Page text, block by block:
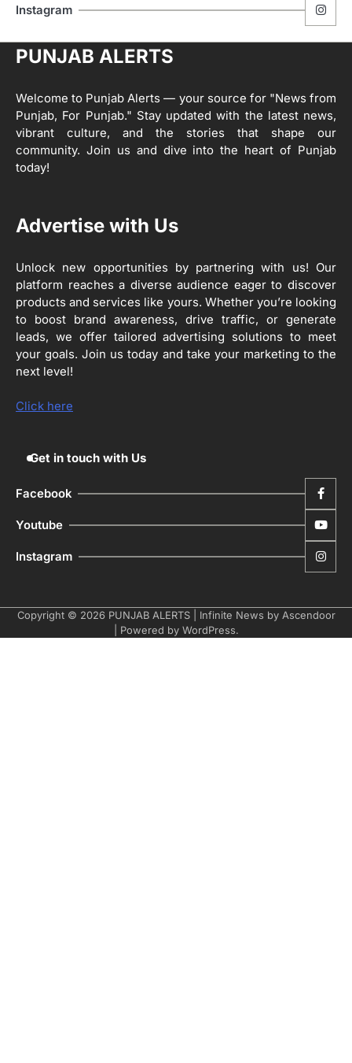
5
ਮੋਦੀ ਜੀ ਪੁਲਿਸ ਦੇ ਦਮ ‘ਤੇ ਨੈਸ਼ਨਲ ਟਾਊਨਹਾਲ
ਅਗੇਂਸਟ ਈ-20 ਨੂੰ ਰੋਕਣ ਦੀ ਕੋਸ਼ਿਸ਼ ਕਰ ਰਹੇ
ਹਨ- ਕੇਜਰੀਵਾਲ
Editor
Editor
2
ਖੇਤੀਬਾੜੀ ਵਿਭਾਗ ਵੱਲੋਂ ‘ਮਿਸ਼ਨ ਫਾਰ ਕਾਟਨ
ਪ੍ਰੋਡਕਟੀਵਿਟੀ’ ਅਧੀਨ ਪਿੰਡ ਬਧਾਈ ਵਿਖੇ ‘ਖੇਤ
ਰਾਸ਼ਟਰੀ ਮਨੁੱਖੀ ਅਧਿਕਾਰ ਕਮਿਸ਼ਨ ਦੇ ਮੈਂਬਰ
ਸਕੀਮਾਂ ਦਾ ਜਾਇਜ਼ਾ
Editor
4
ਹੁਸ਼ਿਆਰਪੁਰ ਜ਼ਿਲ੍ਹੇ ਵ‘ ਈ.ਐੱਫ. ਡਿਜੀਟਾਈਜ਼ੇਸ਼ਨ
ਦਾ ਕੰਮ 99.92 ਫੀਸਦੀ ਮੁਕੰਮਲ: ਜ਼ਿਲ੍ਹਾ ਚੋਣ
ਅਫ਼ਸਰ
Editor
Instagram
PUNJAB ALERTS
Welcome to Punjab Alerts — your source for "News from
Punjab, For Punjab." Stay updated with the latest news,
vibrant culture, and the stories that shape our
community. Join us and dive into the heart of Punjab
today!
Advertise with Us
Unlock new opportunities by partnering with us! Our
platform reaches a diverse audience eager to discover
products and services like yours. Whether you’re looking
to boost brand awareness, drive traffic, or generate
leads, we offer tailored advertising solutions to meet
your goals. Join us today and take your marketing to the
next level!
Click here
Get in touch with Us
Facebook
Youtube
Instagram
Copyright © 2026 PUNJAB ALERTS| Infinite News by Ascendoor
| Powered by WordPress.